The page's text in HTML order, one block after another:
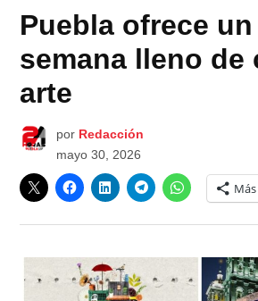
Puebla ofrece
semana lleno de
arte
por Redacción
mayo 30, 2026
Más